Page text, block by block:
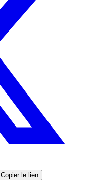
Copier le lien